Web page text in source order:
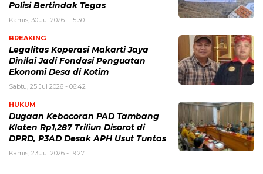
Polisi Bertindak Tegas
Kamis, 30 Jul 2026 - 15:30
BREAKING
Legalitas Koperasi Makarti Jaya
Dinilai Jadi Fondasi Penguatan
Ekonomi Desa di Kotim
Sabtu, 25 Jul 2026 - 06:42
HUKUM
Dugaan Kebocoran PAD Tambang
Klaten Rp1,287 Triliun Disorot di
DPRD, P3AD Desak APH Usut Tuntas
Kamis, 23 Jul 2026 - 19:27